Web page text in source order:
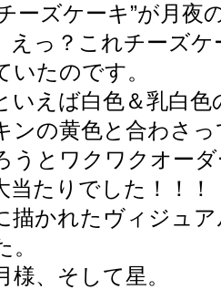
ーズケーキ”が月夜
えっ？これチーズケ
いたのです。
いえば白色＆乳白色
ンの黄色と合わさ
うとワクワクオー
当たりでした！！！
描かれたヴィジュ
、そして星。